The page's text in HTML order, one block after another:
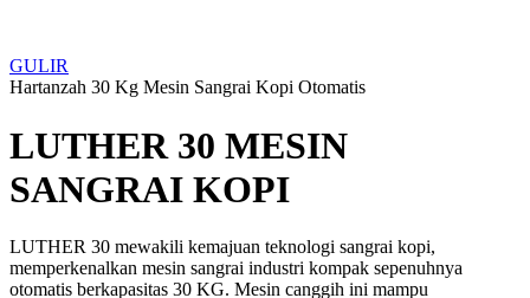
GULIR
Hartanzah 30 Kg Mesin Sangrai Kopi Otomatis
LUTHER 30 MESIN
SANGRAI KOPI
LUTHER 30 mewakili kemajuan teknologi sangrai kopi,
memperkenalkan mesin sangrai industri kompak sepenuhnya
otomatis berkapasitas 30 KG. Mesin canggih ini mampu